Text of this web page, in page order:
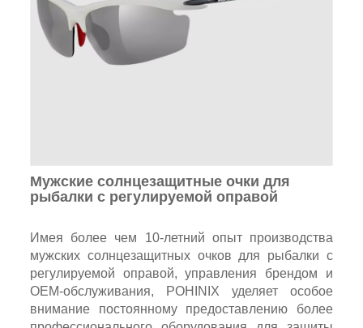
Мужские солнцезащитные очки для
рыбалки с регулируемой оправой
Имея более чем 10-летний опыт производства
мужских солнцезащитных очков для рыбалки с
регулируемой оправой, управления брендом и
OEM-обслуживания, POHINIX уделяет особое
внимание постоянному предоставлению более